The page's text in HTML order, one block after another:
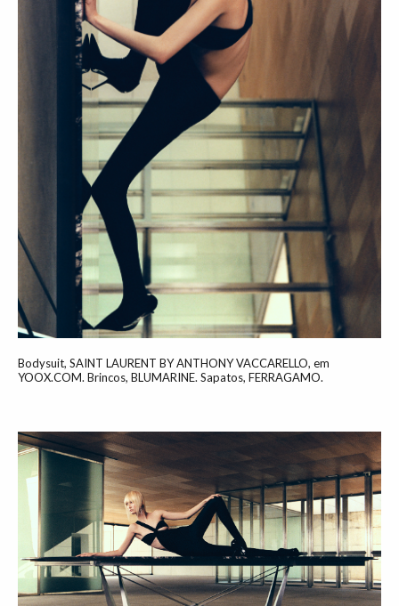
Bodysuit, SAINT LAURENT BY ANTHONY VACCARELLO, em
YOOX.COM. Brincos, BLUMARINE. Sapatos, FERRAGAMO.